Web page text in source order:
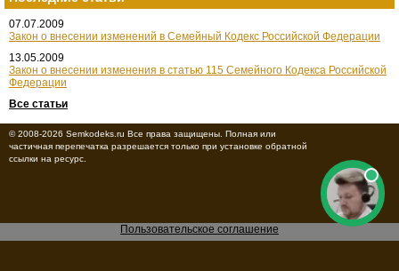
07.07.2009
Закон о внесении изменений в Семейный Кодекс Российской Федерации
13.05.2009
Закон о внесении изменения в статью 115 Семейного Кодекса Российской
Федерации
Все статьи
© 2008-2026 Semkodeks.ru Все права защищены. Полная или
частичная перепечатка разрешается только при установке обратной
ссылки на ресурс.
Пользовательское соглашение